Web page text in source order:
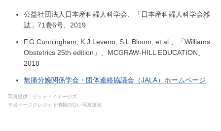
公益社団法人日本産科婦人科学会、「日本産科婦人科学会雑
誌」71巻6号、2019
F.G.Cunningham, K.J.Leveno, S.L.Bloom, et al.、「Williams
Obstetrics 25th edition」、MCGRAW-HILL EDUCATION、
2018
無痛分娩関係学会・団体連絡協議会（JALA）ホームページ
写真提供：ゲッティイメージズ
※当ページクレジット情報のない写真該当